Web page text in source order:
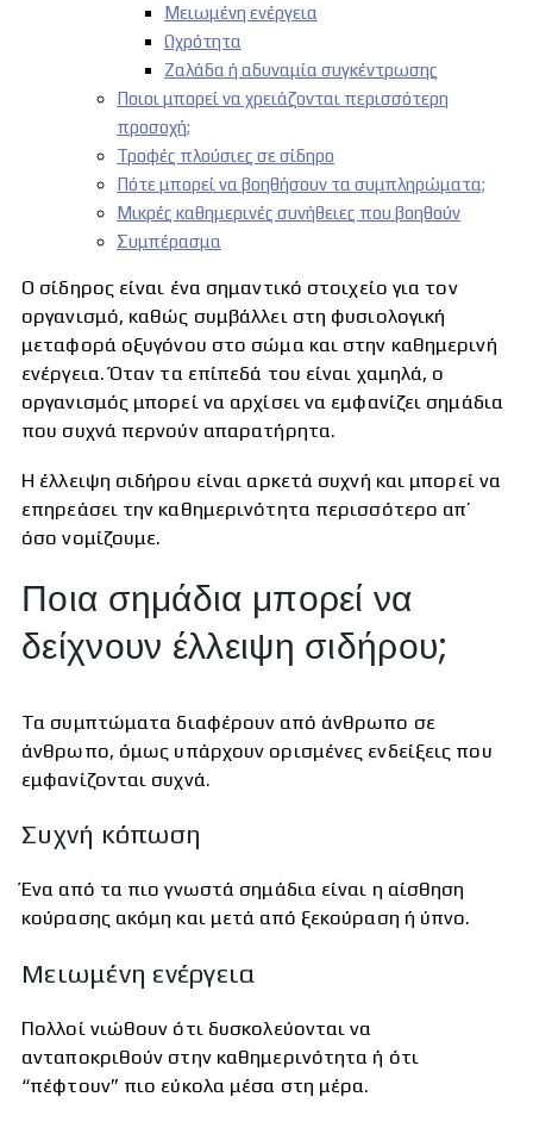
Μειωμένη ενέργεια
Ωχρότητα
Ζαλάδα ή αδυναμία συγκέντρωσης
Ποιοι μπορεί να χρειάζονται περισσότερη
προσοχή;
Τροφές πλούσιες σε σίδηρο
Πότε μπορεί να βοηθήσουν τα συμπληρώματα;
Μικρές καθημερινές συνήθειες που βοηθούν
Συμπέρασμα
Ο σίδηρος είναι ένα σημαντικό στοιχείο για τον
οργανισμό, καθώς συμβάλλει στη φυσιολογική
μεταφορά οξυγόνου στο σώμα και στην καθημερινή
ενέργεια. Όταν τα επίπεδά του είναι χαμηλά, ο
οργανισμός μπορεί να αρχίσει να εμφανίζει σημάδια
που συχνά περνούν απαρατήρητα.
Η έλλειψη σιδήρου είναι αρκετά συχνή και μπορεί να
επηρεάσει την καθημερινότητα περισσότερο απ’
όσο νομίζουμε.
Ποια σημάδια μπορεί να
δείχνουν έλλειψη σιδήρου;
Τα συμπτώματα διαφέρουν από άνθρωπο σε
άνθρωπο, όμως υπάρχουν ορισμένες ενδείξεις που
εμφανίζονται συχνά.
Συχνή κόπωση
Ένα από τα πιο γνωστά σημάδια είναι η αίσθηση
κούρασης ακόμη και μετά από ξεκούραση ή ύπνο.
Μειωμένη ενέργεια
Πολλοί νιώθουν ότι δυσκολεύονται να
ανταποκριθούν στην καθημερινότητα ή ότι
“πέφτουν” πιο εύκολα μέσα στη μέρα.